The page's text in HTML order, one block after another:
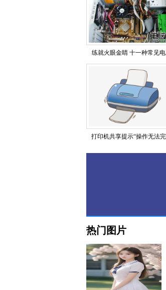
练就火眼金睛 十一种常见
打印机共享提示“操作无法
热门图片